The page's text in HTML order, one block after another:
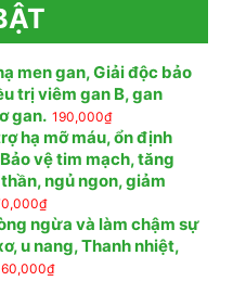
men gan, Giải độc bảo
trị viêm gan B, gan
gan. 190,000₫
hạ mỡ máu, ổn định
vệ tim mạch, tăng
ngủ ngon, giảm
₫
ngừa và làm chậm sự
u nang, Thanh nhiệt,
₫